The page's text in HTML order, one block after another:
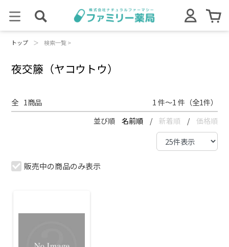
トップ ＞ 検索一覧 >
夜交籐（ヤコウトウ）
全 1商品 1 件～1 件（全1件）
並び順 名前順 / 新着順 / 価格順
販売中の商品のみ表示